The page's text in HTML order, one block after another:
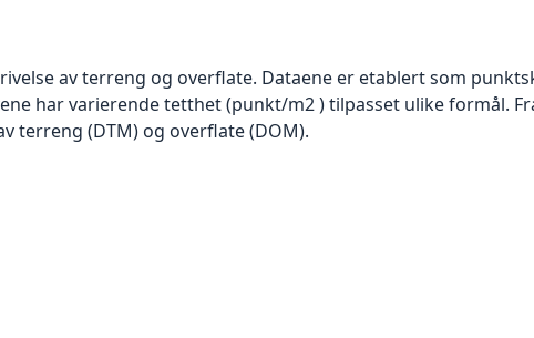
av terreng og overflate. Dataene er etablert som
har varierende tetthet (punkt/m2 ) tilpasset ulike formål.
terreng (DTM) og overflate (DOM).